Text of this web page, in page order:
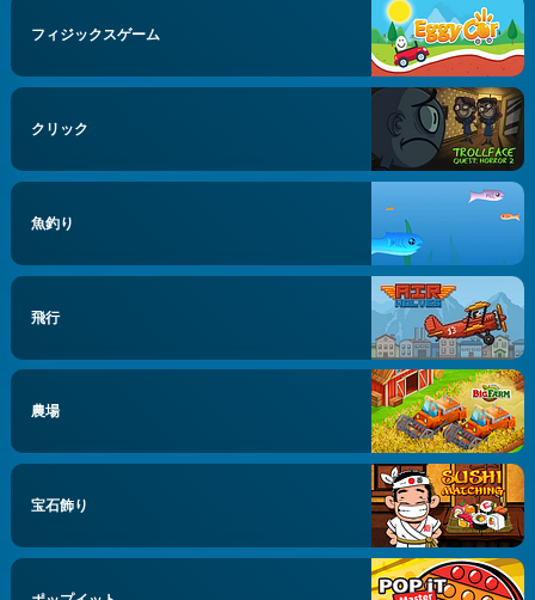
フィジックスゲーム
クリック
魚釣り
飛行
農場
宝石飾り